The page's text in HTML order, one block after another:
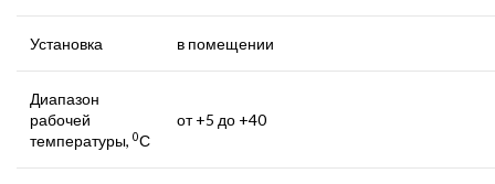
Установка в помещении
Диапазон
рабочей
температуры, 0С
от +5 до +40